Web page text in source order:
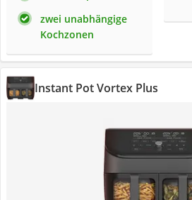
zwei unabhängige
Kochzonen
Instant Pot Vortex Plus